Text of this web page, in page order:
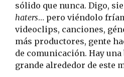
sólido que nunca. Digo,
haters… pero viéndolo
videoclips, canciones,
más productores, gente
de comunicación. Hay una
grande alrededor de este